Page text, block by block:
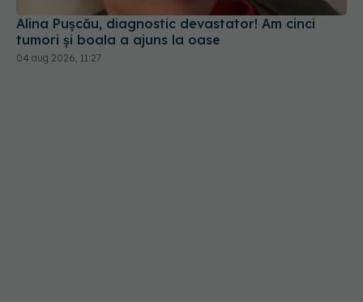
Alina Pușcău, diagnostic devastator! Am cinci
tumori și boala a ajuns la oase
04 aug 2026, 11:27